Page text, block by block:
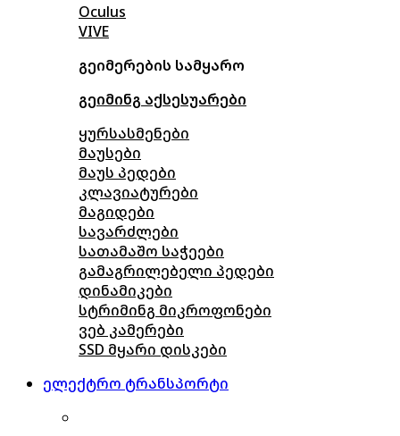
Oculus
VIVE
გეიმერების სამყარო
გეიმინგ აქსესუარები
ყურსასმენები
მაუსები
მაუს პედები
კლავიატურები
მაგიდები
სავარძლები
სათამაშო საჭეები
გამაგრილებელი პედები
დინამიკები
სტრიმინგ მიკროფონები
ვებ კამერები
SSD მყარი დისკები
ელექტრო ტრანსპორტი